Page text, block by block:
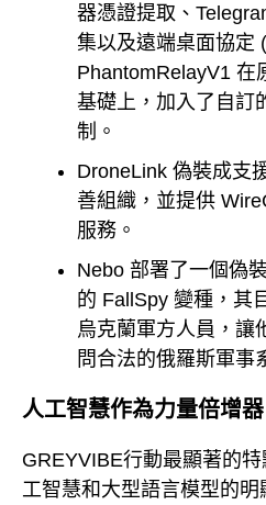
器憑證提取、
集以及遠端桌面協定
PhantomRelayV1 在
基礎上，加入了自訂
制。
DroneLink 偽裝成支
善組織，並提供
服務。
Nebo 部署了一個偽
的 FallSpy 變種，其
烏克蘭軍方人員，讓
問合法的俄羅斯軍事
人工智慧作為力量倍增器
GREYVIBE行動最顯著的
工智慧和大型語言模型的